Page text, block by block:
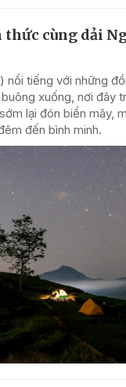
thức cùng dải
nổi tiếng với những
xuống, nơi đây
lại đón biển mây,
đến bình minh.